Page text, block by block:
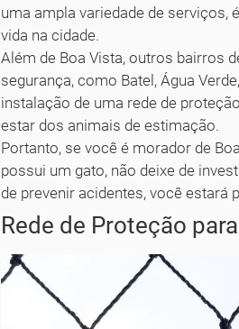
uma ampla variedade de serviços,
vida na cidade.
Além de Boa Vista, outros bairros
segurança, como Batel, Água
instalação de uma rede de
estar dos animais de estimação.
Portanto, se você é morador de
possui um gato, não deixe de
de prevenir acidentes, você
Rede de Proteção